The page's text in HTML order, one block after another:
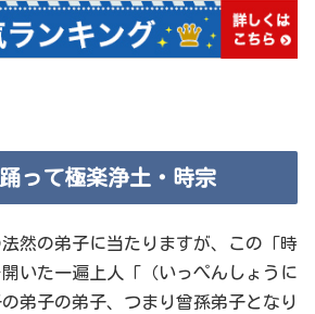
って極楽浄土・時宗
然の弟子に当たりますが、この「時
いた一遍上人「（いっぺんしょうに
弟子の弟子、つまり曾孫弟子となり